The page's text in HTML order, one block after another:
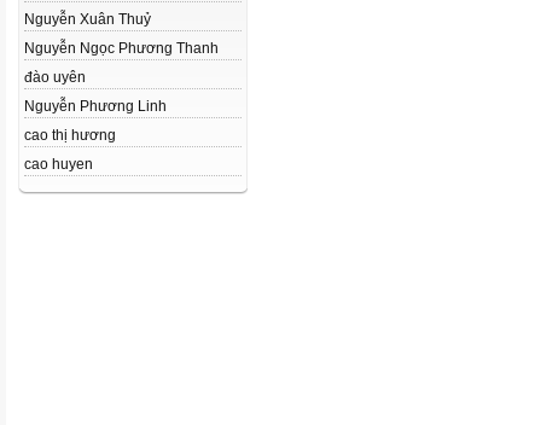
Nguyễn Xuân Thuỷ
Nguyễn Ngọc Phương Thanh
đào uyên
Nguyễn Phương Linh
cao thị hương
cao huyen